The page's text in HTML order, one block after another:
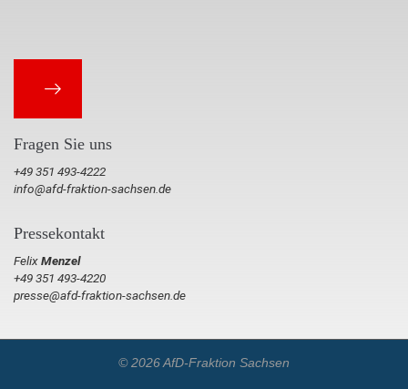
Fragen Sie uns
+49 351 493-4222
info@afd-fraktion-sachsen.de
Pressekontakt
FelixMenzel
+49 351 493-4220
presse@afd-fraktion-sachsen.de
© 2026 AfD-Fraktion Sachsen